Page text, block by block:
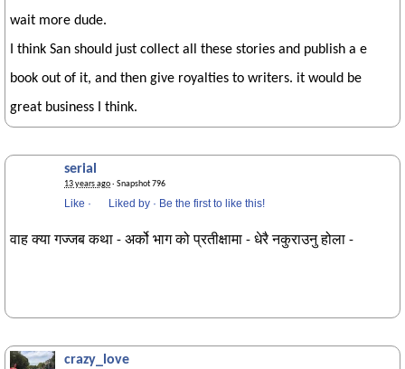
wait more dude.
I think San should just collect all these stories and publish a e
book out of it, and then give royalties to writers. it would be
great business I think.
serial
13 years ago· Snapshot 796
Like · Liked by · Be the first to like this!
वाह क्या गज्जब कथा - अर्को भाग को प्रतीक्षामा - धेरै नकुराउनु होला -
crazy_love